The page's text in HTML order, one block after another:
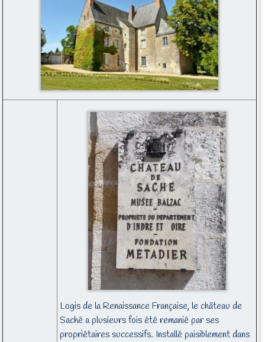
Logis de la Renaissance Française, le château de
Saché a plusieurs fois été remanié par ses
propriétaires successifs. Installé paisiblement dans